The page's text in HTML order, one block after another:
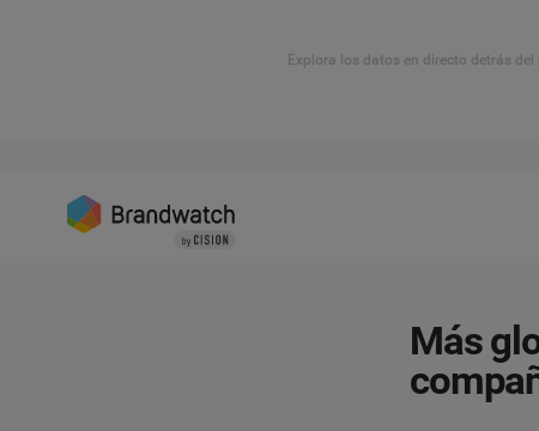
Explora los datos en directo detrás
Más